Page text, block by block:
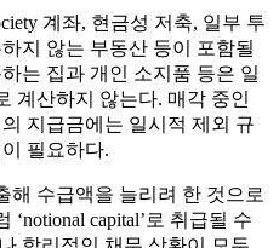
계좌, 현금성 저축, 일부 투
지 않는 부동산 등이 포함될
는 집과 개인 소지품 등은 일
계산하지 않는다. 매각 중인
지급금에는 일시적 제외 규
필요하다.
해 수급액을 늘리려 한 것으로
capital’로 취급될 수